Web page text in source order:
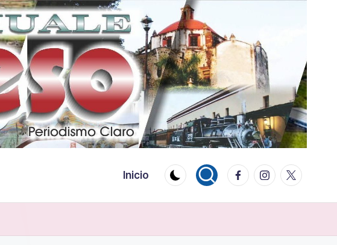
Inicio FacebookInstagram
Twitter